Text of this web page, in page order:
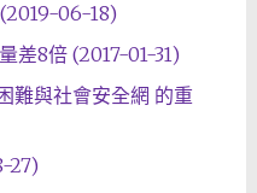
06-18)
差8倍 (2017-01-31)
難與社會安全網 的重
27)